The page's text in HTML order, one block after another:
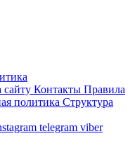
сайту Контакты Правила
политика Структура
telegram viber